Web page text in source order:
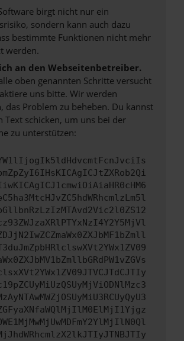
birgt nicht nur ein
sondern kann auch dazu
bestimmte Funktionen nicht mehr
werden.
an den Webseitenbetreiber.
oben genannten Schritte versucht
uns bitte. Wir werden
das Problem zu beheben. Du kannst
Text schicken, um uns bei der
zu unterstützen: